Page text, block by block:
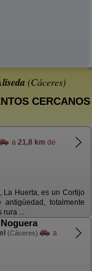
(Cáceres)
CERCANOS
a 21,8 km de
La Huerta, es un Cortijo
totalmente
rura ...
(Cáceres)
a